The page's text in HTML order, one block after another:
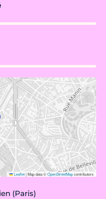
Leaflet|Map data ©OpenStreetMapcontributors
(Paris)